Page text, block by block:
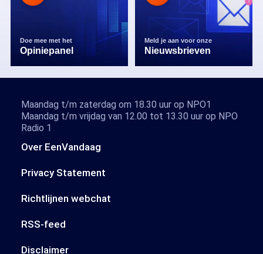
Doe mee met het
Opiniepanel
Meld je aan voor onze
Nieuwsbrieven
Over EenVandaag
Privacy Statement
Richtlijnen webchat
RSS-feed
Disclaimer
Maandag t/m zaterdag om 18.30 uur op NPO1
Maandag t/m vrijdag van 12.00 tot 13.30 uur op NPO
Radio 1